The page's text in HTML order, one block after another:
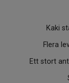
Kaki
Flera
Ett stort